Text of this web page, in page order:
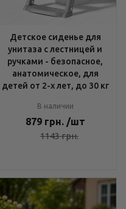
Детское сиденье для
унитаза с лестницей и
ручками - безопасное,
анатомическое, для
детей от 2-х лет, до 30 кг
В наличии
879 грн. /шт
1143грн.